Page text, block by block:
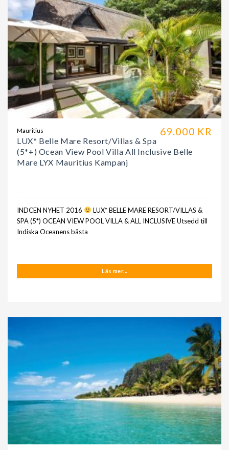
69.000 KR
Mauritius
LUX* Belle Mare Resort/Villas & Spa
(5*+) Ocean View Pool Villa All Inclusive Belle
Mare LYX Mauritius Kampanj
INDCEN NYHET 2016
LUX* BELLE MARE RESORT/VILLAS &
SPA (5*) OCEAN VIEW POOL VILLA & ALL INCLUSIVE Utsedd till
Indiska Oceanens bästa
Läs mer...